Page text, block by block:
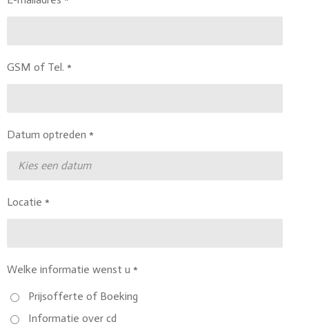
GSM of Tel. *
Datum optreden *
Locatie *
Welke informatie wenst u *
Prijsofferte of Boeking
Informatie over cd